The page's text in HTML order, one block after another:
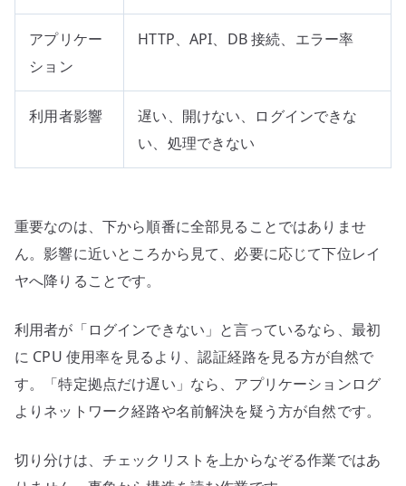
アプリケー
ション
HTTP、API、DB 接続、エラー率
利用者影響
遅い、開けない、ログインできな
い、処理できない
重要なのは、下から順番に全部見ることではありませ
ん。影響に近いところから見て、必要に応じて下位レイ
ヤへ降りることです。
利用者が「ログインできない」と言っているなら、最初
に CPU 使用率を見るより、認証経路を見る方が自然で
す。「特定拠点だけ遅い」なら、アプリケーションログ
よりネットワーク経路や名前解決を疑う方が自然です。
切り分けは、チェックリストを上からなぞる作業ではあ